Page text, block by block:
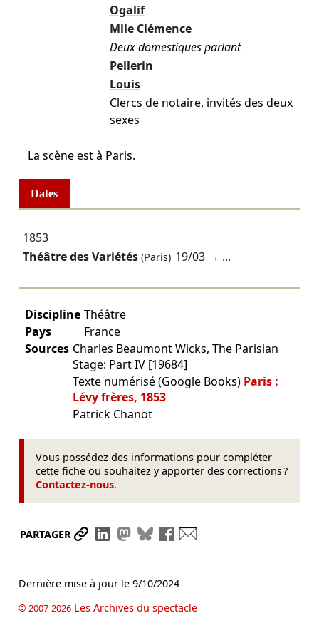
Ogalif
Mlle Clémence
Deux domestiques parlant
Pellerin
Louis
Clercs de notaire, invités des deux
sexes
La scène est à Paris.
Dates
1853
Théâtre des Variétés(Paris) 19/03 → ...
Discipline Théâtre
Pays
France
Sources Charles Beaumont Wicks, The Parisian
Stage: Part IV [19684]
Texte numérisé (Google Books) Paris :
Lévy frères, 1853
Patrick Chanot
Vous possédez des informations pour compléter
cette fiche ou souhaitez y apporter des corrections ?
Contactez-nous.
PARTAGER Partager le lien
Partager sur LinkedIn
Partager sur Mastodon
Partager sur Bluesky
Partager sur Facebook
Dernière mise à jour le 9/10/2024
© 2007-2026Les Archives du spectacle